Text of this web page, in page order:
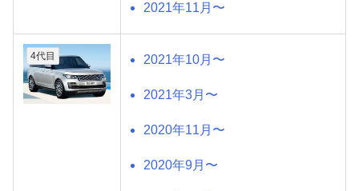
2021年11月〜
4代目 2021年10月〜
2021年3月〜
2020年11月〜
2020年9月〜